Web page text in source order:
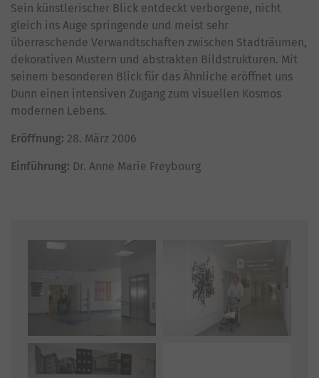
Sein künstlerischer Blick entdeckt verborgene, nicht
gleich ins Auge springende und meist sehr
überraschende Verwandtschaften zwischen Stadträumen,
dekorativen Mustern und abstrakten Bildstrukturen. Mit
seinem besonderen Blick für das Ähnliche eröffnet uns
Dunn einen intensiven Zugang zum visuellen Kosmos
modernen Lebens.
Eröffnung: 28. März 2006
Einführung: Dr. Anne Marie Freybourg